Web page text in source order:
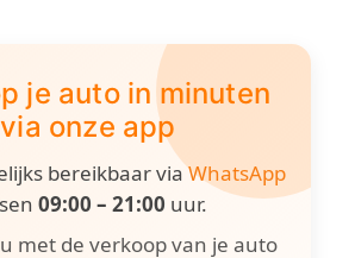
je auto in minuten
via onze app
bereikbaar viaWhatsApp
09:00 – 21:00 uur.
met de verkoop van je auto